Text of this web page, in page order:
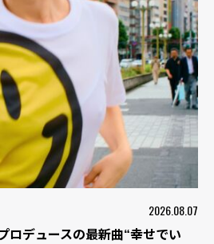
2026.08.07
ロデュースの最新曲“幸せでい